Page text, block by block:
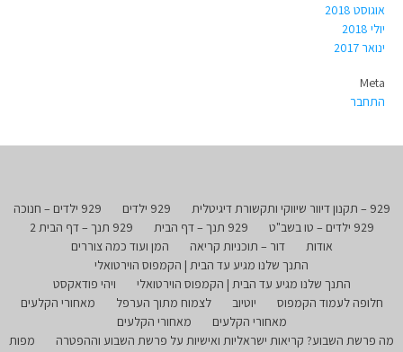
אוגוסט 2018
יולי 2018
ינואר 2017
Meta
התחבר
929 – תקנון דיוור שיווקי ותקשורת דיגיטלית 929 ילדים
929 ילדים – חנוכה
929 ילדים – טו בשב"ט
929 תנך – דף הבית
929 תנך – דף הבית 2
אודות
דור – תוכניות קריאה
המן ועוד כמה צוררים
התנך שלנו מגיע עד הבית | הקמפוס הוירטואלי
התנך שלנו מגיע עד הבית | הקמפוס הוירטואלי
ויהי פודאקסט
חלופה לעמוד הקמפוס
יוטיוב לצמוח מתוך הערפל
מאחורי הקלעים
מאחורי הקלעים
מאחורי הקלעים
מה פרשת השבוע? קריאות ישראליות ואישיות על פרשת השבוע וההפטרה
מפות